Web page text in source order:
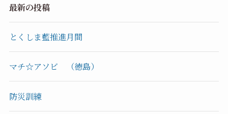
最新の投稿
とくしま藍推進月間
マチ☆アソビ （徳島）
防災訓練